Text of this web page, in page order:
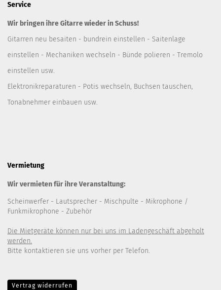
Service
Wir bringen ihre Gitarre wieder in Schuss!
Gitarren neu besaiten - bundrein einstellen - Saitenlage
einstellen - Mechaniken wechseln - Bünde polieren - Tremolo
einstellen usw.
Elektronikreparaturen - Potis wechseln, Buchsen tauschen,
Tonabnehmer einbauen usw.
Vermietung
Wir vermieten für ihre Veranstaltung:
Scheinwerfer - Lautsprecher - Mischpulte - Mikrophone /
Funkmikrophone - Zubehör
Die Mietgeräte können nur bei uns im Ladengeschäft abgeholt
werden.
Bitte kontaktieren sie uns vorher per Telefon.
Vertrag widerrufen